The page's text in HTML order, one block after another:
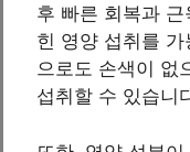
후 빠른 회복과
힌 영양 섭취를
으로도 손색이 없
섭취할 수 있습니